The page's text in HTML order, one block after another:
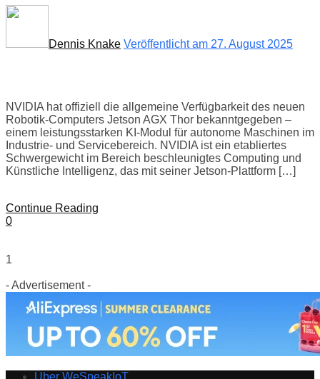
Dennis Knake Veröffentlicht am 27. August 2025
NVIDIA hat offiziell die allgemeine Verfügbarkeit des neuen
Robotik-Computers Jetson AGX Thor bekanntgegeben –
einem leistungsstarken KI-Modul für autonome Maschinen im
Industrie- und Servicebereich. NVIDIA ist ein etabliertes
Schwergewicht im Bereich beschleunigtes Computing und
Künstliche Intelligenz, das mit seiner Jetson-Plattform […]
Continue Reading
0
1
- Advertisement -
Über WeSpeakIoT